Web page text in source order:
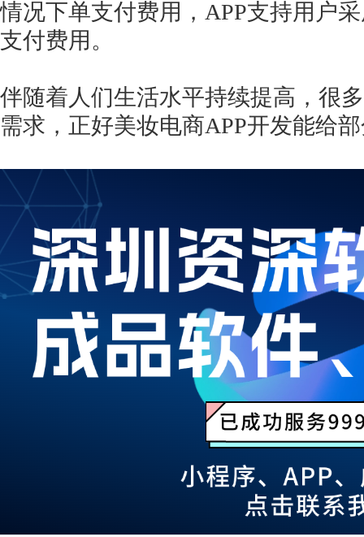
情况下单支付费用，APP支持用户
支付费用。
伴随着人们生活水平持续提高，很
需求，正好美妆电商APP开发能给